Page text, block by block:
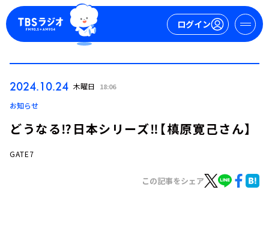
ログイン
2024.10.24 木曜日 18:06
お知らせ
どうなる⁉日本シリーズ‼【槙原寛己さん】
GATE7
この記事をシェア